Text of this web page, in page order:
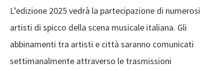
L’edizione 2025 vedrà la partecipazione di numerosi
artisti di spicco della scena musicale italiana. Gli
abbinamenti tra artisti e città saranno comunicati
settimanalmente attraverso le trasmissioni